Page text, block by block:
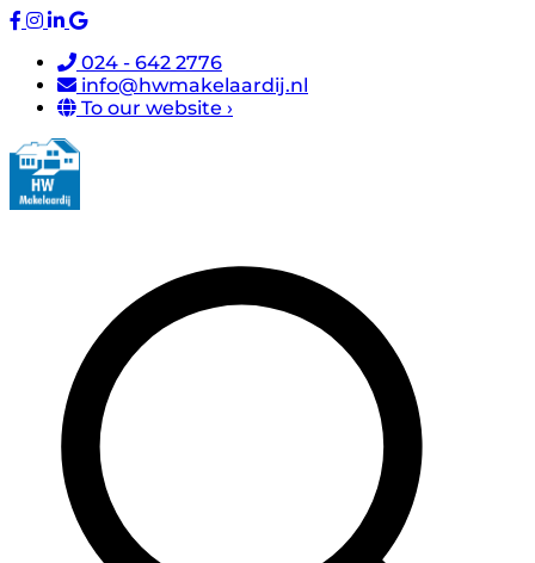
024 - 642 2776
info@hwmakelaardij.nl
To our website ›